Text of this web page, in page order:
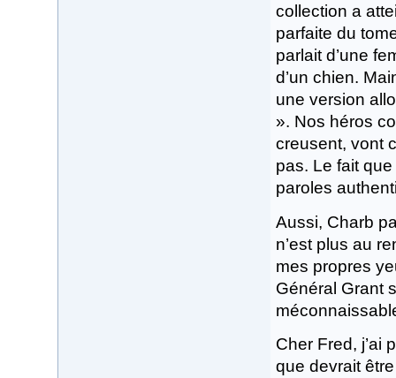
collection a
parfaite du
parlait d’une
d’un chien.
une version
». Nos héros
creusent, vont
pas. Le fait
paroles
Aussi, Charb
n’est plus au
mes propres
Général Grant
Cher Fred, j’ai
que devrait